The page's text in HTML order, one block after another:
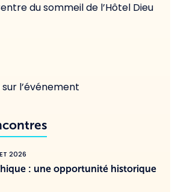
du sommeil de l’Hôtel Dieu
l’événement
2026
: une opportunité historique